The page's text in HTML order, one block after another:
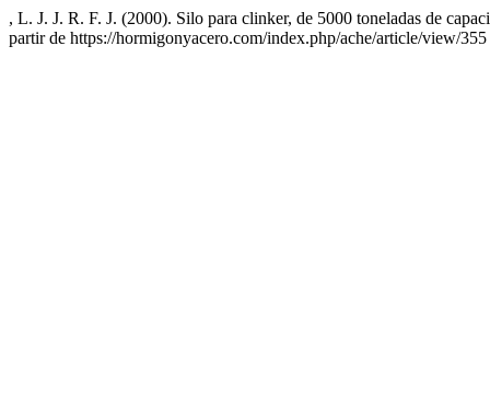
, L. J. J. R. F. J. (2000). Silo para clinker, de 5000 toneladas de
partir de https://hormigonyacero.com/index.php/ache/article/view/355